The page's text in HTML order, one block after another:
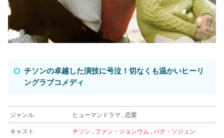
チソンの卓越した演技に号泣！切なくも温かいヒーリ
ングラブコメディ
ジャンル
ヒューマンドラマ , 恋愛
キャスト
チソン , ファン・ジョンウム , パク・ソジュン